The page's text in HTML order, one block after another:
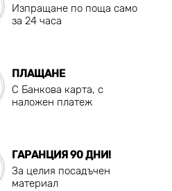
Изпращане по поща само
за 24 часа
ПЛАЩАНЕ
C Банкова карта, с
наложен платеж
ГАРАНЦИЯ 90 ДНИ!
За целия посадъчен
материал